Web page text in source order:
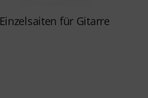
Einzelsaiten für Gitarre